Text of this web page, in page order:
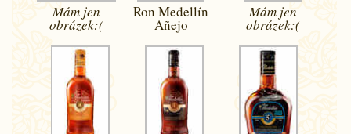
Mám jen
obrázek:(
Ron Medellín
Añejo
Mám jen
obrázek:(